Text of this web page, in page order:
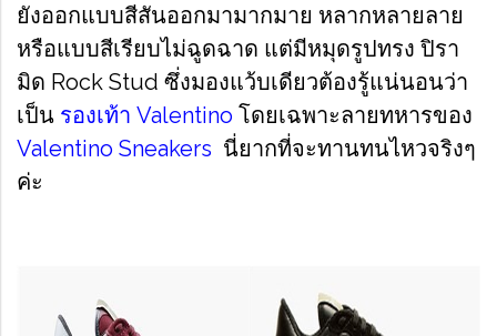
ยังออกแบบสีสันออกมามากมาย หลากหลายลาย
หรือแบบสีเรียบไม่ฉูดฉาด แต่มีหมุดรูปทรง ปิรา
มิด Rock Stud ซึ่งมองแว้บเดียวต้องรู้แน่นอนว่า
เป็น รองเท้า Valentino โดยเฉพาะลายทหารของ
Valentino Sneakers นี่ยากที่จะทานทนไหวจริงๆ
ค่ะ